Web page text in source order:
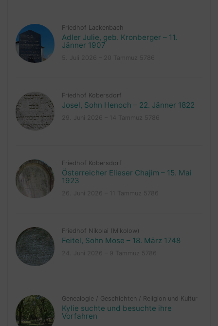
Friedhof Lackenbach
Adler Julie, geb. Kronberger – 11.
Jänner 1907
Friedhof Kobersdorf
Josel, Sohn Henoch – 22. Jänner 1822
Friedhof Kobersdorf
Österreicher Elieser Chajim – 15. Mai
1923
Friedhof Nikolai (Mikolow)
Feitel, Sohn Mose – 18. März 1748
Genealogie / Geschichten / Religion und Kultur
Kylie suchte und besuchte ihre
Vorfahren